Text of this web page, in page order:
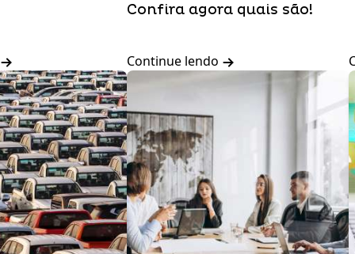
Confira agora quais são!
Continue lendo